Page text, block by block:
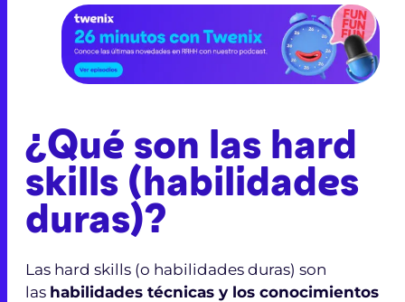
¿Qué son las hard
skills (habilidades
duras)?
Las hard skills (o habilidades duras) son
las habilidades técnicas y los conocimientos